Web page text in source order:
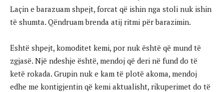
Laçin e barazuam shpejt, forcat që ishin nga stoli nuk ishin
të shumta. Qëndruam brenda atij ritmi për barazimin.
Është shpejt, komoditet kemi, por nuk është që mund të
zgjasë. Një ndeshje është, mendoj që deri në fund do të
ketë rokada. Grupin nuk e kam të plotë akoma, mendoj
edhe me kontigjentin që kemi aktualisht, rikuperimet do të